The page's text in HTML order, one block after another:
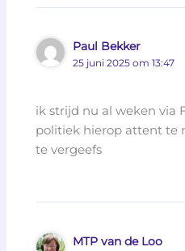
Paul Bekker
25 juni 2025 om 13:47
ik strijd nu al weken via
politiek hierop attent te
te vergeefs
MTP van de Loo